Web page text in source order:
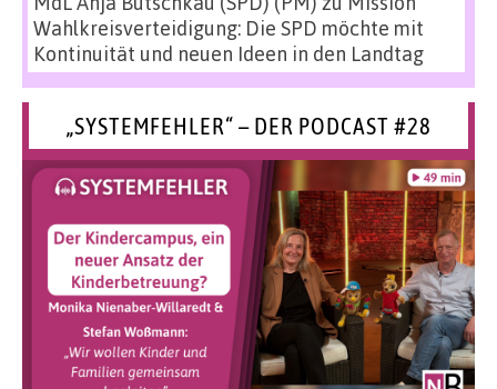
Wahlkreisverteidigung: Die SPD möchte mit
Kontinuität und neuen Ideen in den Landtag
„SYSTEMFEHLER“ – DER PODCAST #28